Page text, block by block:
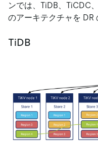
ンでは、TiDB、TiCDC
のアーキテクチャを DR
TiDB